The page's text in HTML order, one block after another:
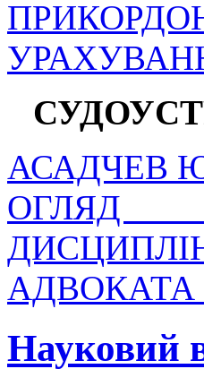
АСАДЧЕВ
ОГЛЯД
АДВОКАТА
Науковий